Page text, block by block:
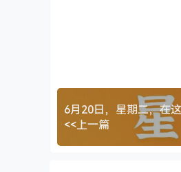
6月20日，星期二，在
<<上一篇